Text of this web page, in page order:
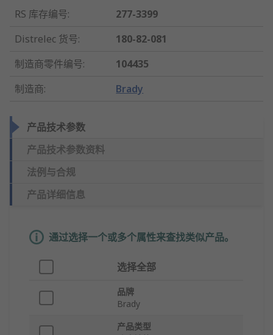
RS 库存编号:
277-3399
Distrelec 货号:
180-82-081
制造商零件编号:
104435
制造商: Brady
产品技术参数
产品技术参数资料
法例与合规
产品详细信息
通过选择一个或多个属性来查找类似产品。
选择全部
品牌
Brady
产品类型